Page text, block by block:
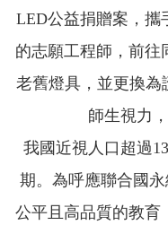
LED公益捐贈案，攜
的志願工程師，前往
老舊燈具，並更換為
師生視力
我國近視人口超過
期。為呼應聯合國永
公平且高品質的教育